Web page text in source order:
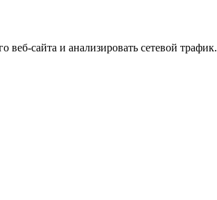
сайта и анализировать сетевой трафик.